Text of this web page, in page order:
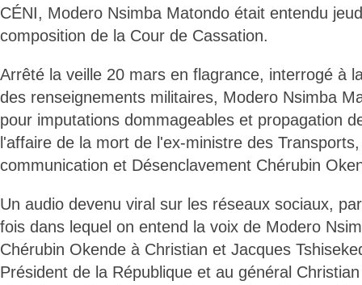
CÉNI, Modero Nsimba Matondo était entendu
composition de la Cour de Cassation.
Arrêté la veille 20 mars en flagrance, interrogé à
des renseignements militaires, Modero Nsimba
pour imputations dommageables et propagation
l'affaire de la mort de l'ex-ministre des
communication et Désenclavement Chérubin
Un audio devenu viral sur les réseaux sociaux,
fois dans lequel on entend la voix de Modero
Chérubin Okende à Christian et Jacques
Président de la République et au général